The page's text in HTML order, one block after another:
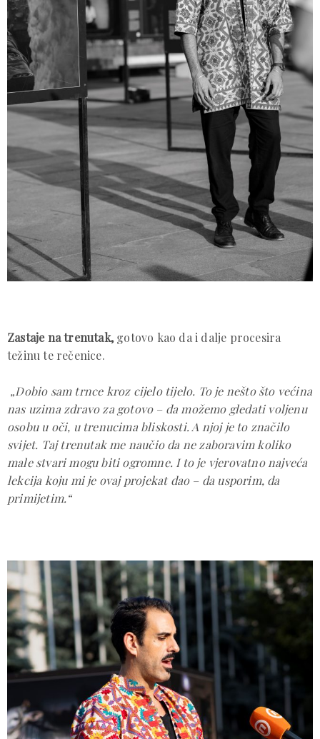
Zastaje na trenutak, gotovo kao da i dalje procesira
težinu te rečenice.
„Dobio sam trnce kroz cijelo tijelo. To je nešto što većina
nas uzima zdravo za gotovo – da možemo gledati voljenu
osobu u oči, u trenucima bliskosti. A njoj je to značilo
svijet. Taj trenutak me naučio da ne zaboravim koliko
male stvari mogu biti ogromne. I to je vjerovatno najveća
lekcija koju mi je ovaj projekat dao – da usporim, da
primijetim.“